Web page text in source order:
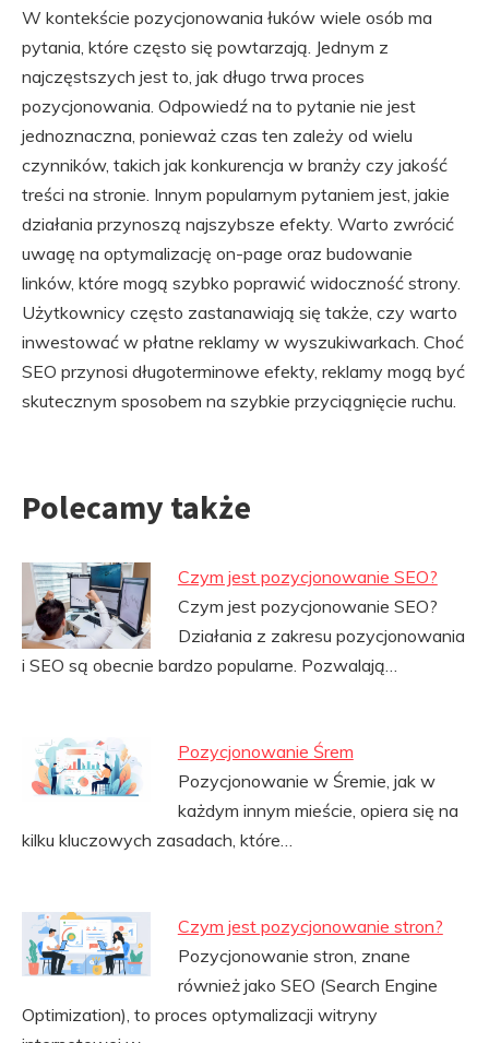
W kontekście pozycjonowania łuków wiele osób ma
pytania, które często się powtarzają. Jednym z
najczęstszych jest to, jak długo trwa proces
pozycjonowania. Odpowiedź na to pytanie nie jest
jednoznaczna, ponieważ czas ten zależy od wielu
czynników, takich jak konkurencja w branży czy jakość
treści na stronie. Innym popularnym pytaniem jest, jakie
działania przynoszą najszybsze efekty. Warto zwrócić
uwagę na optymalizację on-page oraz budowanie
linków, które mogą szybko poprawić widoczność strony.
Użytkownicy często zastanawiają się także, czy warto
inwestować w płatne reklamy w wyszukiwarkach. Choć
SEO przynosi długoterminowe efekty, reklamy mogą być
skutecznym sposobem na szybkie przyciągnięcie ruchu.
Polecamy także
Czym jest pozycjonowanie SEO?
Czym jest pozycjonowanie SEO?
Działania z zakresu pozycjonowania
i SEO są obecnie bardzo popularne. Pozwalają…
Pozycjonowanie Śrem
Pozycjonowanie w Śremie, jak w
każdym innym mieście, opiera się na
kilku kluczowych zasadach, które…
Czym jest pozycjonowanie stron?
Pozycjonowanie stron, znane
również jako SEO (Search Engine
Optimization), to proces optymalizacji witryny